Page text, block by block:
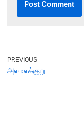
PREVIOUS
அலமலக்குறு